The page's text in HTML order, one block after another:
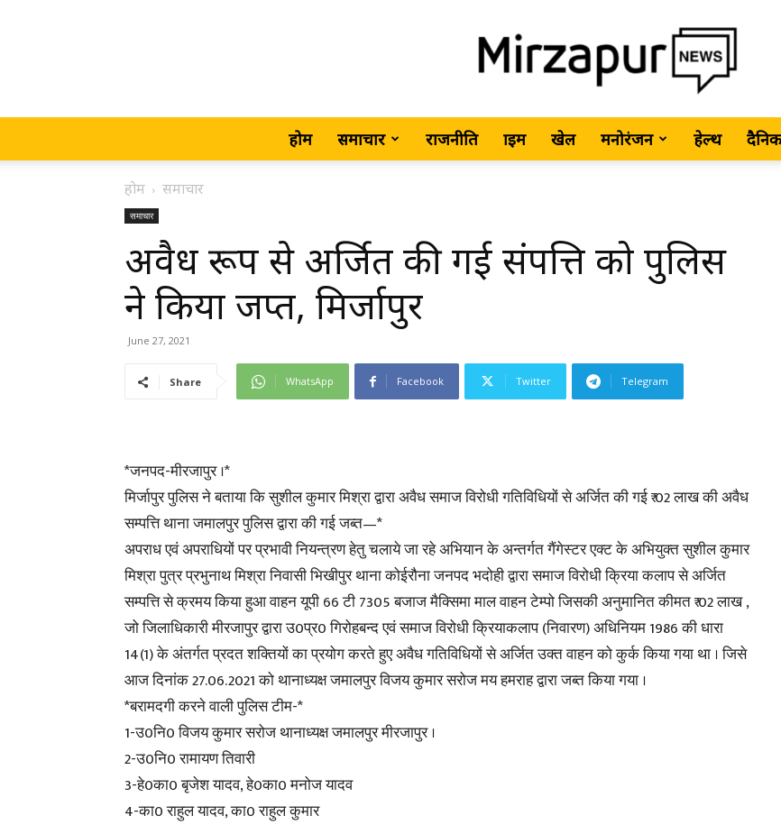
MirzapurNews.com
•
Hindi
News,
Latest
होम समाचार राजनीति क्राइम खेल मनोरंजन हेल्थ
होम समाचार
समाचार
अवैध रूप से अर्जित की गई संपत्ति को पुलिस
ने किया जप्त, मिर्जापुर
June 27, 2021
Share WhatsApp Facebook Twitter Telegram
*जनपद-मीरजापुर ।*
मिर्जापुर पुलिस ने बताया कि सुशील कुमार मिश्रा द्वारा अवैध समाज विरोधी गतिविधियों से अर्जित की गई ₹ 02 लाख की अवैध
सम्पत्ति थाना जमालपुर पुलिस द्वारा की गई जब्त—*
अपराध एवं अपराधियों पर प्रभावी नियन्त्रण हेतु चलाये जा रहे अभियान के अन्तर्गत गैंगेस्टर एक्ट के अभियुक्त सुशील कुमार
मिश्रा पुत्र प्रभुनाथ मिश्रा निवासी भिखीपुर थाना कोईरौना जनपद भदोही द्वारा समाज विरोधी क्रिया कलाप से अर्जित
सम्पत्ति से क्रमय किया हुआ वाहन यूपी 66 टी 7305 बजाज मैक्सिमा माल वाहन टेम्पो जिसकी अनुमानित कीमत ₹ 02 लाख ,
जो जिलाधिकारी मीरजापुर द्वारा उ0प्र0 गिरोहबन्द एवं समाज विरोधी क्रियाकलाप (निवारण) अधिनियम 1986 की धारा
14(1) के अंतर्गत प्रदत शक्तियों का प्रयोग करते हुए अवैध गतिविधियों से अर्जित उक्त वाहन को कुर्क किया गया था । जिसे
आज दिनांक 27.06.2021 को थानाध्यक्ष जमालपुर विजय कुमार सरोज मय हमराह द्वारा जब्त किया गया ।
*बरामदगी करने वाली पुलिस टीम-*
1-उ0नि0 विजय कुमार सरोज थानाध्यक्ष जमालपुर मीरजापुर ।
2-उ0नि0 रामायण तिवारी
3-हे0का0 बृजेश यादव, हे0का0 मनोज यादव
4-का0 राहुल यादव, का0 राहुल कुमार